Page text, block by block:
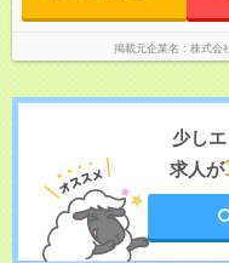
掲載元企業名 株式会
少しエ
求人が